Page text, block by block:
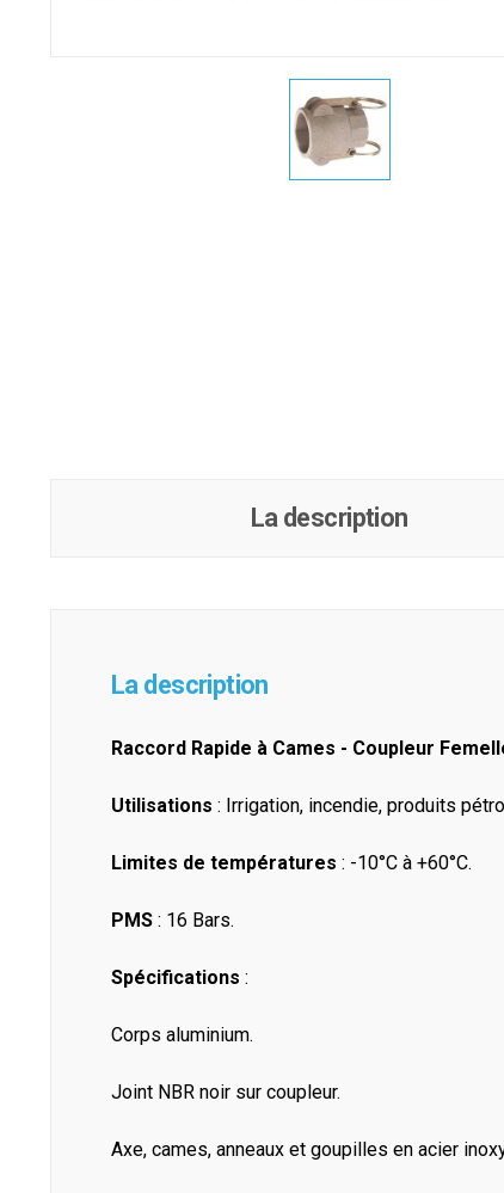
La description
La description
Raccord Rapide à Cames - Coupleur
Utilisations : Irrigation, incendie, produits
Limites de températures : -10°C à +60°C.
PMS : 16 Bars.
Spécifications :
Corps aluminium.
Joint NBR noir sur coupleur.
Axe, cames, anneaux et goupilles en acier